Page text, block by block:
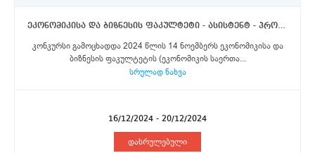
ეკონომიკისა და ბიზნესის ფაკულტეტი - ასისტენტ - პროფესორი (კატეგორია „ა“)
კონკურსი გამოცხადდა 2024 წლის 14 ნოემბერს ეკონომიკისა და
ბიზნესის ფაკულტეტის (ეკონომიკის საერთა...
სრულად ნახვა
16/12/2024 - 20/12/2024
დასრულებული